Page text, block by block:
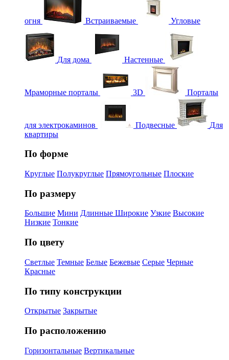
огня Встраиваемые Угловые
Для дома Настенные
Мраморные порталы 3D Порталы
для электрокаминов Подвесные
Для
квартиры
По форме
Круглые Полукруглые Прямоугольные Плоские
По размеру
Большие Мини Длинные Широкие Узкие Высокие
Низкие Тонкие
По цвету
Светлые Темные Белые Бежевые Серые Черные
Красные
По типу конструкции
Открытые Закрытые
По расположению
Горизонтальные Вертикальные